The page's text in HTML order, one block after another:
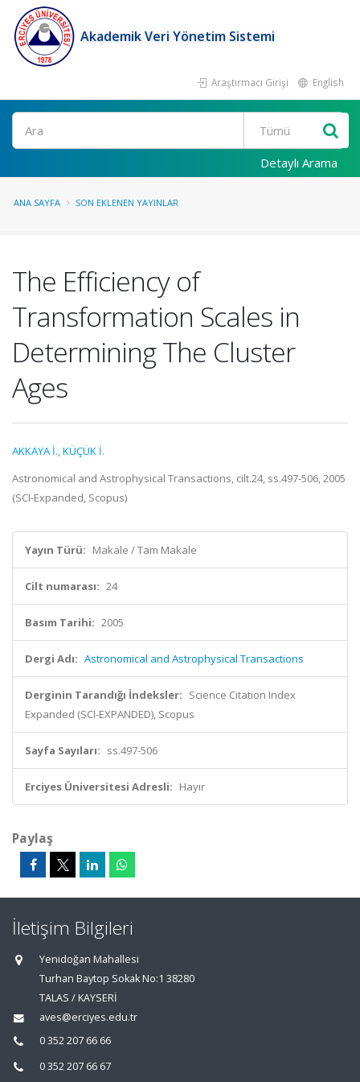
Akademik Veri Yönetim Sistemi
Araştırmacı Girişi English
Ara
Detaylı Arama
ANA SAYFA SON EKLENEN YAYINLAR
The Efficiency of
Transformation Scales in
Determining The Cluster
Ages
AKKAYA İ.,KÜÇÜK İ.
Astronomical and Astrophysical Transactions, cilt.24, ss.497-506, 2005
(SCI-Expanded, Scopus)
Yayın Türü: Makale / Tam Makale
Cilt numarası: 24
Basım Tarihi: 2005
Dergi Adı: Astronomical and Astrophysical Transactions
Derginin Tarandığı İndeksler: Science Citation Index
Expanded (SCI-EXPANDED), Scopus
Sayfa Sayıları: ss.497-506
Erciyes Üniversitesi Adresli: Hayır
Paylaş
İletişim Bilgileri
Yenidoğan Mahallesi
Turhan Baytop Sokak No:1 38280
TALAS / KAYSERİ
aves@erciyes.edu.tr
0 352 207 66 66
0 352 207 66 67